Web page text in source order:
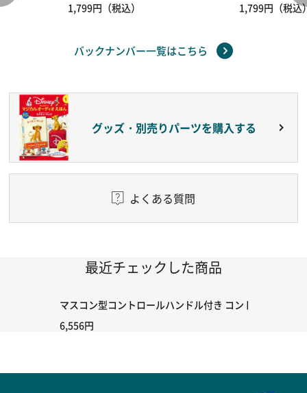
1,799円（税込）
1,799円（税込
バックナンバー一覧はこちら
グッズ・別売りパーツを購入する
よくある質問
最近チェックした商品
マスコン型コントロールハンドル付き コントローラー
6,556円